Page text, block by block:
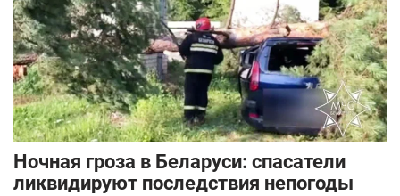
Ночная гроза в Беларуси: спасатели
ликвидируют последствия непогоды